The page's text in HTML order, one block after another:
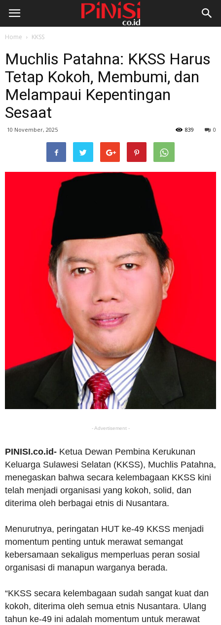
Home KKSS
Muchlis Patahna: KKSS Harus
Tetap Kokoh, Membumi, dan
Melampaui Kepentingan
Sesaat
10 November, 2025 0
839
- Advertisement -
PINISI.co.id- Ketua Dewan Pembina Kerukunan
Keluarga Sulawesi Selatan (KKSS), Muchlis Patahna,
menegaskan bahwa secara kelembagaan KKSS kini
telah menjadi organisasi yang kokoh, solid, dan
diterima oleh berbagai etnis di Nusantara.
Menurutnya, peringatan HUT ke-49 KKSS menjadi
momentum penting untuk merawat semangat
kebersamaan sekaligus memperluas peran sosial
organisasi di manapun warganya berada.
“KKSS secara kelembagaan sudah sangat kuat dan
kokoh, diterima oleh semua etnis Nusantara. Ulang
tahun ke-49 ini adalah momentum untuk merawat